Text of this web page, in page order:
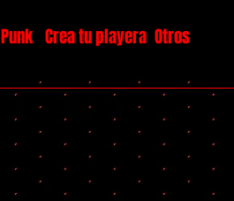
Punk Crea tu playera Otros